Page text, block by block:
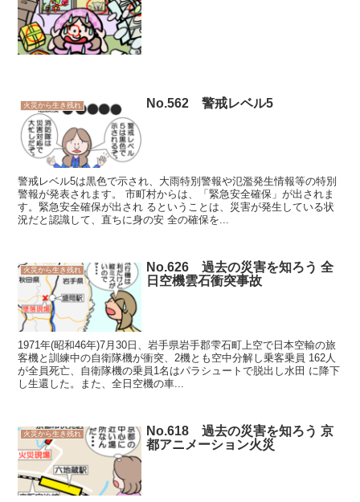
火災から生き残れ No.562 警戒レベル5
警戒レベル5は黒色で示され、大雨特別警報や氾濫発生情報等の特別
警報が発表されます。 市町村からは、「緊急安全確保」が出されま
す。緊急安全確保が出され るということは、災害が発生している状
況だと認識して、直ちに身の安 全の確保を...
火災から生き残れ
No.626 過去の災害を知ろう 全
日空機雲石衝突事故
1971年(昭和46年)7月30日、岩手県岩手郡雫石町上空で日本空輸の旅
客機と訓練中の自衛隊機が衝突、2機とも空中分解し乗客乗員 162人
が全員死亡、自衛隊機の乗員1名はパラシュートで脱出し水田 に降下
し生還した。また、全日空機の車...
火災から生き残れ
No.618 過去の災害を知ろう 京
都アニメーション火災